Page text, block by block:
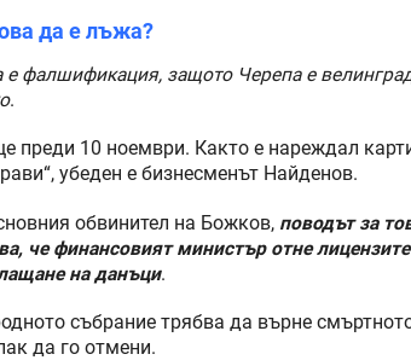
да е лъжа?
фалшификация, защото Черепа е
.
преди 10 ноември. Както е нареждал
убеден е бизнесменът Найденов.
обвинител на Божков, поводът за
че финансовият министър отне
на данъци.
събрание трябва да върне
да го отмени.